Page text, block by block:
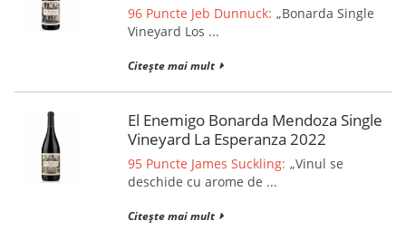
96 Puncte Jeb Dunnuck: „Bonarda Single
Vineyard Los ...
Citește mai mult
El Enemigo Bonarda Mendoza Single
Vineyard La Esperanza 2022
95 Puncte James Suckling: „Vinul se
deschide cu arome de ...
Citește mai mult